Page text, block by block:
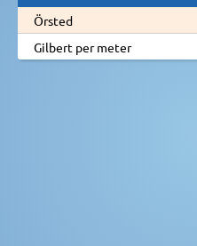
Örsted
Gilbert per meter